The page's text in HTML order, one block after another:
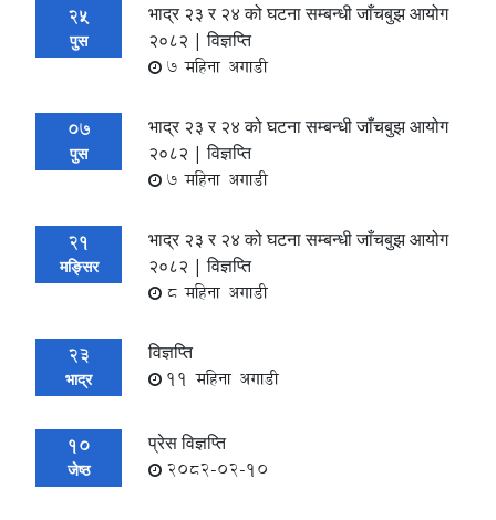
25
पुस
भाद्र २३ र २४ को घटना सम्बन्धी जाँचबुझ आयोग
२०८२ | विज्ञप्ति
7 महिना अगाडी
07
पुस
भाद्र २३ र २४ को घटना सम्बन्धी जाँचबुझ आयोग
२०८२ | विज्ञप्ति
7 महिना अगाडी
21
मङ्सिर
भाद्र २३ र २४ को घटना सम्बन्धी जाँचबुझ आयोग
२०८२ | विज्ञप्ति
8 महिना अगाडी
23
भाद्र
विज्ञप्ति
11 महिना अगाडी
10
जेष्ठ
प्रेस विज्ञप्ति
2082-02-10